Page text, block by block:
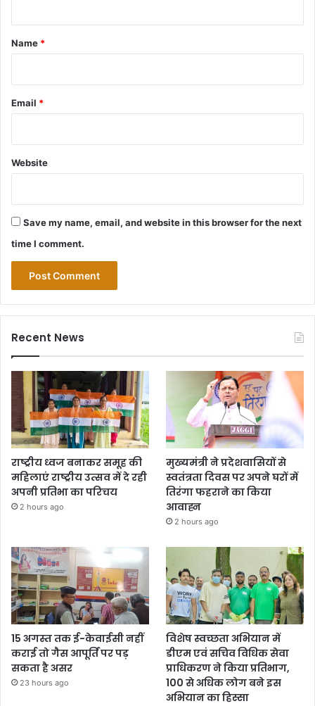
*
Name *
Email *
Website
Save my name, email, and website in this browser for the next
time I comment.
Recent News
राष्ट्रीय ध्वज बनाकर समूह की
महिलाएं राष्ट्रीय उत्सव में दे रही
अपनी प्रतिभा का परिचय
2 hours ago
मुख्यमंत्री ने प्रदेशवासियों से
स्वतंत्रता दिवस पर अपने घरों में
तिरंगा फहराने का किया
आवाह्न
2 hours ago
15 अगस्त तक ई-केवाईसी नहीं
कराई तो गैस आपूर्ति पर पड़
सकता है असर
23 hours ago
विशेष स्वच्छता अभियान में
डीएम एवं सचिव विधिक सेवा
प्राधिकरण ने किया प्रतिभाग,
100 से अधिक लोग बने इस
अभियान का हिस्सा